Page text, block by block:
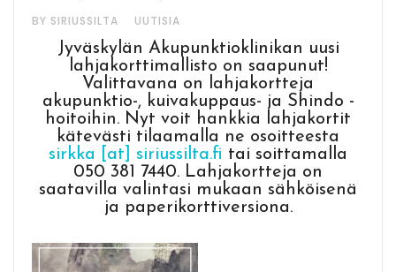
BY SIRIUSSILTA UUTISIA
Jyväskylän Akupunktioklinikan uusi
lahjakorttimallisto on saapunut!
Valittavana on lahjakortteja
akupunktio-, kuivakuppaus- ja Shindo -
hoitoihin. Nyt voit hankkia lahjakortit
kätevästi tilaamalla ne osoitteesta
sirkka [at] siriussilta.fi tai soittamalla
050 381 7440. Lahjakortteja on
saatavilla valintasi mukaan sähköisenä
ja paperikorttiversiona.